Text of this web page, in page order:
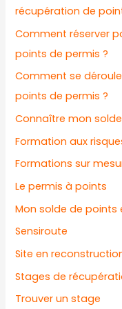
récupération de
Comment réserver
points de permis ?
Comment se
points de permis ?
Connaître mon
Formation aux
Formations sur
Le permis à points
Mon solde de points
Sensiroute
Site en
Stages de
Trouver un stage